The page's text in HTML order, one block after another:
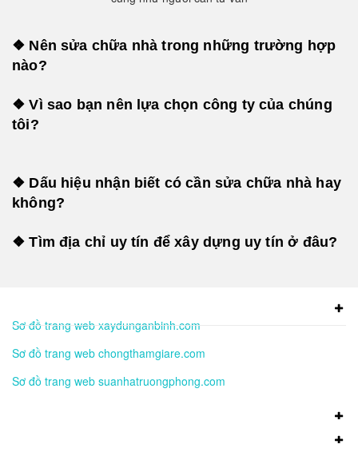
❖ Nên sửa chữa nhà trong những trường hợp
nào?
❖ Vì sao bạn nên lựa chọn công ty của chúng
tôi?
❖ Dấu hiệu nhận biết có cần sửa chữa nhà hay
không?
❖ Tìm địa chỉ uy tín để xây dựng uy tín ở đâu?
Sơ đồ trang web xaydunganbinh.com
Sơ đồ trang web chongthamgiare.com
Sơ đồ trang web suanhatruongphong.com